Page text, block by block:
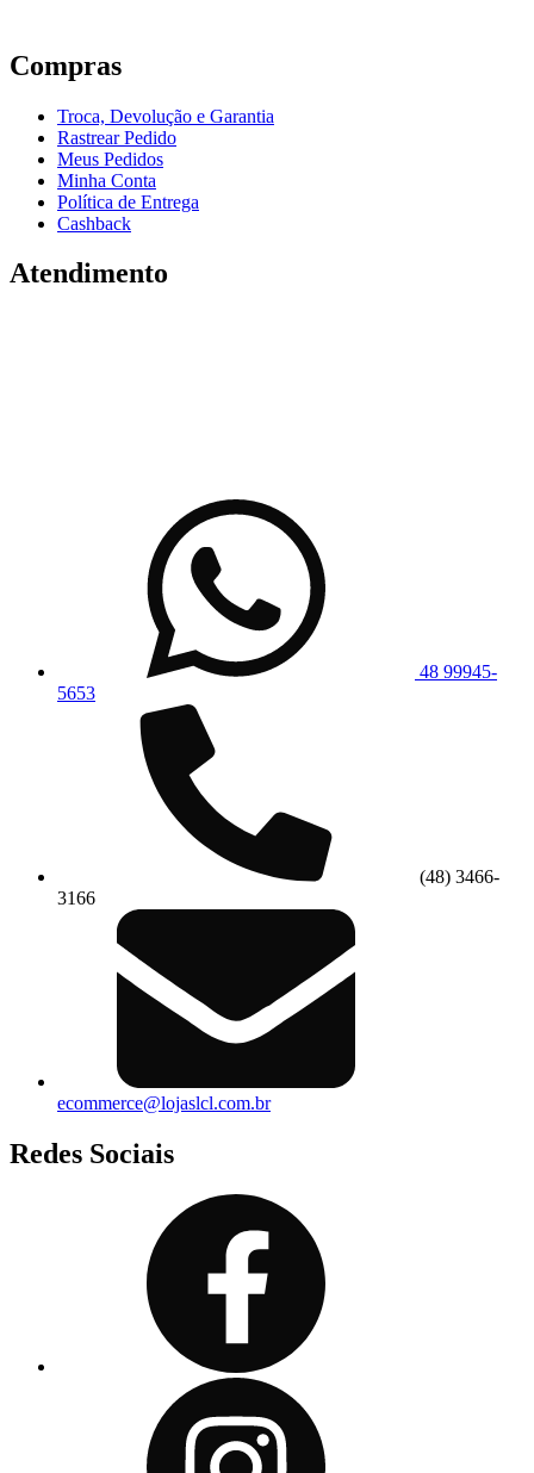
Compras
Troca, Devolução e Garantia
Rastrear Pedido
Meus Pedidos
Minha Conta
Política de Entrega
Cashback
Atendimento
48 99945-
5653
(48) 3466-
3166
ecommerce@lojaslcl.com.br
Redes Sociais